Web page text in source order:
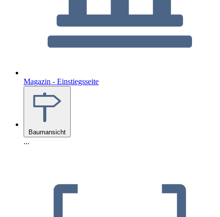
Magazin - Einstiegsseite
Baumansicht
...